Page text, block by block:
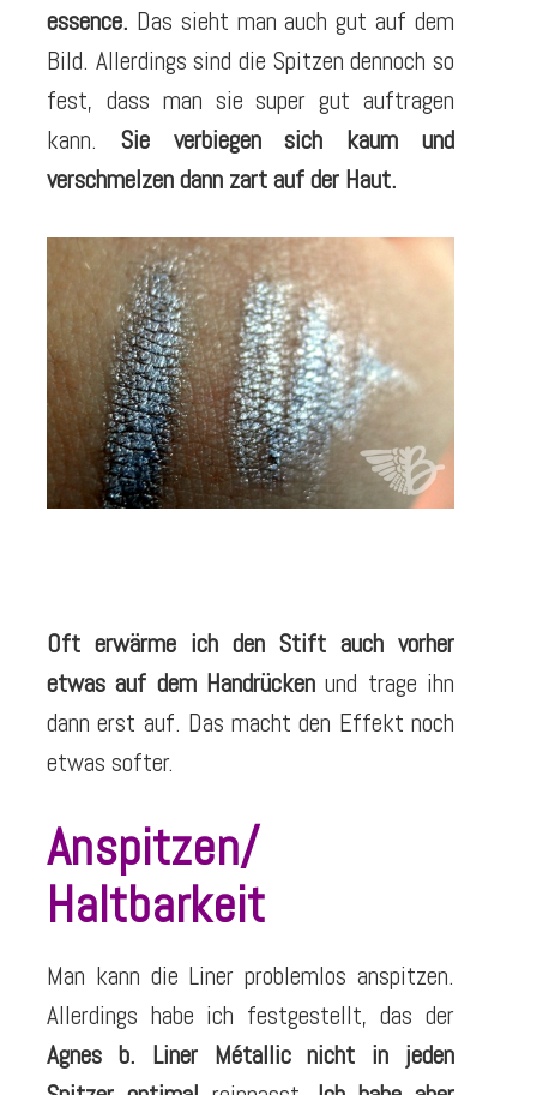
essence. Das sieht man auch gut auf dem
Bild. Allerdings sind die Spitzen dennoch so
fest, dass man sie super gut auftragen
kann. Sie verbiegen sich kaum und
verschmelzen dann zart auf der Haut.
Oft erwärme ich den Stift auch vorher
etwas auf dem Handrücken und trage ihn
dann erst auf. Das macht den Effekt noch
etwas softer.
Anspitzen/
Haltbarkeit
Man kann die Liner problemlos anspitzen.
Allerdings habe ich festgestellt, das der
Agnes b. Liner Métallic nicht in jeden